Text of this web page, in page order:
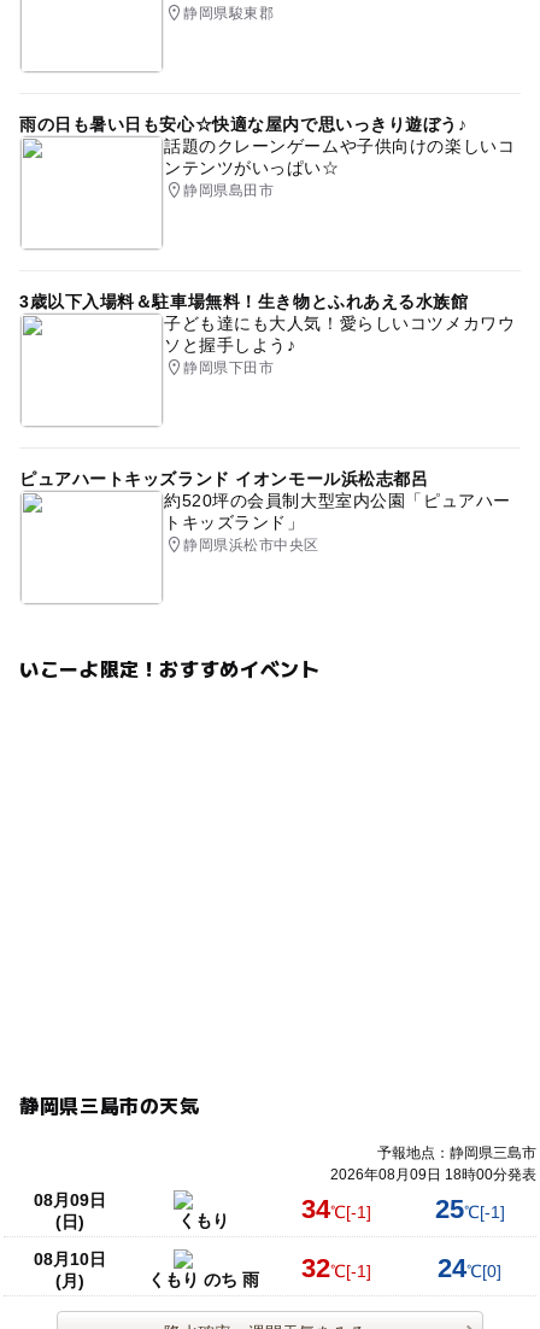
静岡県駿東郡
雨の日も暑い日も安心☆快適な屋内で思いっきり遊ぼう♪
話題のクレーンゲームや子供向けの楽しいコ
ンテンツがいっぱい☆
静岡県島田市
3歳以下入場料＆駐車場無料！生き物とふれあえる水族館
子ども達にも大人気！愛らしいコツメカワウ
ソと握手しよう♪
静岡県下田市
ピュアハートキッズランド イオンモール浜松志都呂
約520坪の会員制大型室内公園「ピュアハー
トキッズランド」
静岡県浜松市中央区
いこーよ限定！おすすめイベント
静岡県三島市の天気
予報地点：静岡県三島市
2026年08月09日 18時00分発表
08月09日
(日)
くもり 34℃[-1] 25℃[-1]
08月10日
(月)
くもり のち 雨 32℃[-1] 24℃[0]